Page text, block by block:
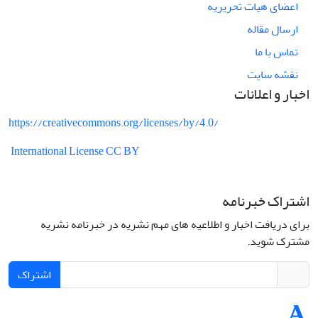
اعضای هیات تحریریه
ارسال مقاله
تماس با ما
نقشه سایت
اخبار و اعلانات
https://creativecommons.org/licenses/by/4.0/
International License CC BY
اشتراک خبرنامه
برای دریافت اخبار و اطلاعیه های مهم نشریه در خبرنامه نشریه
مشترک شوید.
اشتراک